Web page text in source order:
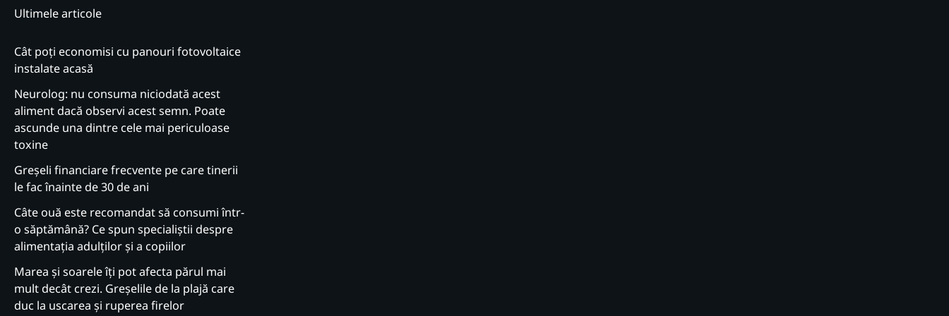
Ultimele articole
Cât poți economisi cu panouri fotovoltaice
instalate acasă
Neurolog: nu consuma niciodată acest
aliment dacă observi acest semn. Poate
ascunde una dintre cele mai periculoase
toxine
Greșeli financiare frecvente pe care tinerii
le fac înainte de 30 de ani
Câte ouă este recomandat să consumi într-
o săptămână? Ce spun specialiștii despre
alimentația adulților și a copiilor
Marea și soarele îți pot afecta părul mai
mult decât crezi. Greșelile de la plajă care
duc la uscarea și ruperea firelor